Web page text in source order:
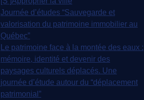
Journée d’études “Sauvegarde et
valorisation du patrimoine immobilier au
Québec”
Le patrimoine face à la montée des eaux :
mémoire, identité et devenir des
paysages culturels déplacés. Une
journée d’étude autour du “déplacement
patrimonial”